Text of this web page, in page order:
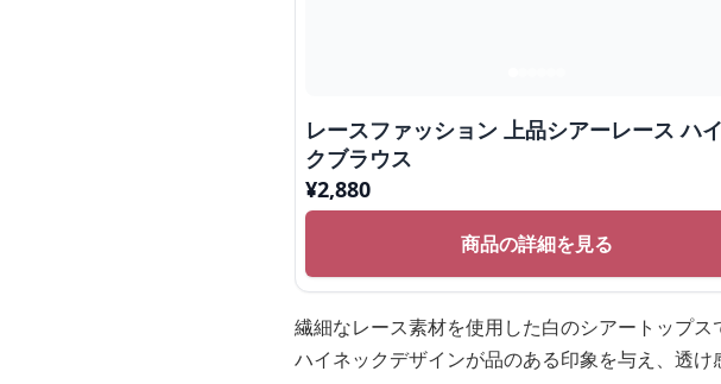
レースファッション 上品シアーレース ハ
クブラウス
¥2,880
商品の詳細を見る
繊細なレース素材を使用した白のシアートップス
ハイネックデザインが品のある印象を与え、透